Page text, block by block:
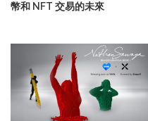
幣和 NFT 交易的未來